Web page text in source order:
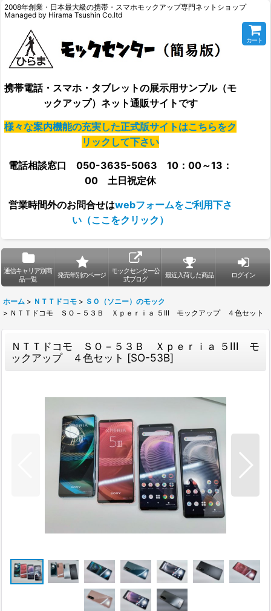
2008年創業・日本最大級の携帯・スマホモックアップ専門ネットショップ
Managed by Hirama Tsushin Co.ltd
携帯電話・スマホ・タブレットの展示用サンプル（モ
ックアップ）ネット通販サイトです
様々な案内機能の充実した正式版サイトはこちらをク
リックして下さい
電話相談窓口 050-3635-5063 10：00～13：
00 土日祝定休
営業時間外のお問合せはwebフォームをご利用下さ
い（ここをクリック）
カート
通信キャリア別商
品一覧
発売年別のページ
モックセンター公
式ブログ
最近入荷した商品 ログイン
ホーム > ＮＴＴドコモ > ＳＯ（ソニー）のモック
> ＮＴＴドコモ ＳＯ－５３Ｂ Ｘｐｅｒｉａ ５III モックアップ ４色セット
ＮＴＴドコモ ＳＯ－５３Ｂ Ｘｐｅｒｉａ ５III モ
ックアップ ４色セット [SO-53B]